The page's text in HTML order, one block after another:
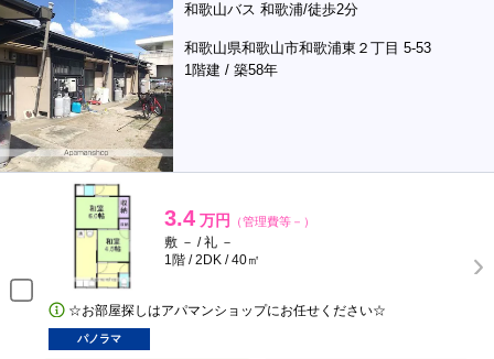
和歌山バス 和歌浦/徒歩2分
和歌山県和歌山市和歌浦東２丁目 5-53
1階建 / 築58年
3.4 万円 （管理費等－）
敷 － / 礼 －
1階 / 2DK / 40㎡
☆お部屋探しはアパマンショップにお任せください☆
パノラマ